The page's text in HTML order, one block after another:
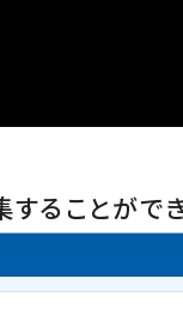
ることができ